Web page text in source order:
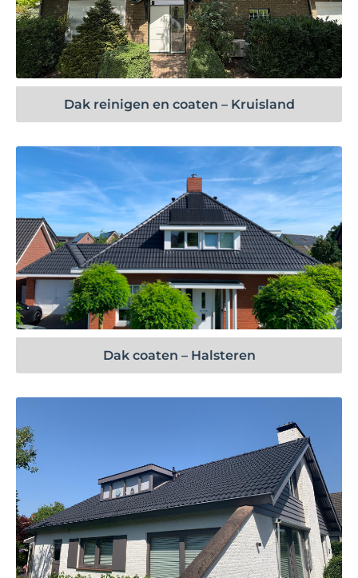
Bekijk project
Dak reinigen en coaten – Kruisland
Bekijk project
Dak coaten – Halsteren
Bekijk project